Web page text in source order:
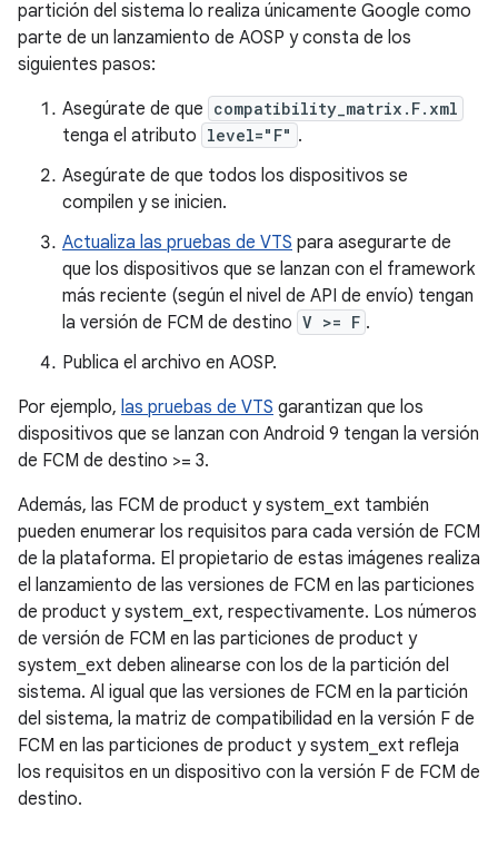
partición del sistema lo realiza únicamente Google como
parte de un lanzamiento de AOSP y consta de los
siguientes pasos:
Asegúrate de que compatibility_matrix.F.xml
tenga el atributo level="F" .
Asegúrate de que todos los dispositivos se
compilen y se inicien.
Actualiza las pruebas de VTS para asegurarte de
que los dispositivos que se lanzan con el framework
más reciente (según el nivel de API de envío) tengan
la versión de FCM de destino V >= F .
Publica el archivo en AOSP.
Por ejemplo, las pruebas de VTS garantizan que los
dispositivos que se lanzan con Android 9 tengan la versión
de FCM de destino >= 3.
Además, las FCM de product y system_ext también
pueden enumerar los requisitos para cada versión de FCM
de la plataforma. El propietario de estas imágenes realiza
el lanzamiento de las versiones de FCM en las particiones
de product y system_ext, respectivamente. Los números
de versión de FCM en las particiones de product y
system_ext deben alinearse con los de la partición del
sistema. Al igual que las versiones de FCM en la partición
del sistema, la matriz de compatibilidad en la versión F de
FCM en las particiones de product y system_ext refleja
los requisitos en un dispositivo con la versión F de FCM de
destino.